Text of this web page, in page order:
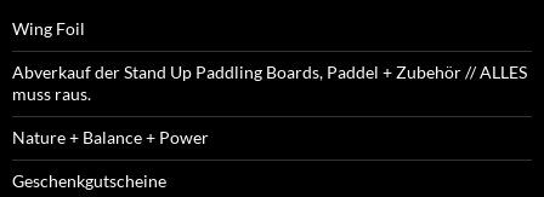
Wing Foil
Abverkauf der Stand Up Paddling Boards, Paddel + Zubehör // ALLES
muss raus.
Nature + Balance + Power
Geschenkgutscheine